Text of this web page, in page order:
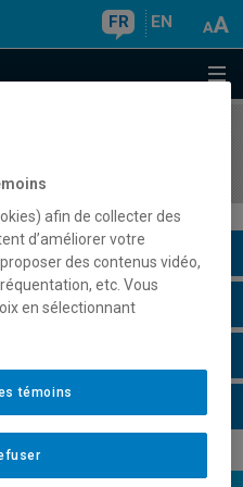
FR EN
afin de collecter des
d’améliorer votre
des contenus vidéo,
etc. Vous
en sélectionnant
témoins